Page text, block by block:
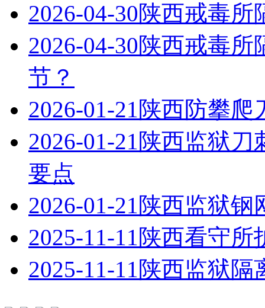
2026-04-30陕西戒毒所
2026-04-30陕西戒毒所
节？
2026-01-21陕西防攀爬
2026-01-21陕西监狱刀
要点
2026-01-21陕西监狱钢
2025-11-11陕西看守所
2025-11-11陕西监狱隔